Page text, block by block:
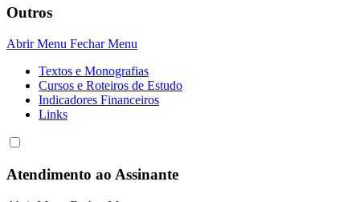
Outros
Abrir Menu Fechar Menu
Textos e Monografias
Cursos e Roteiros de Estudo
Indicadores Financeiros
Links
Atendimento ao Assinante